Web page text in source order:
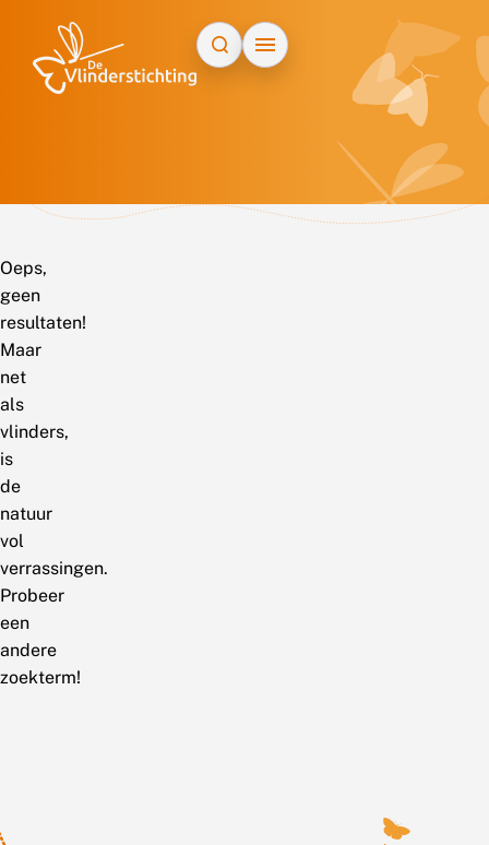
Oeps,
geen
resultaten!
Maar
net
als
vlinders,
is
de
natuur
vol
verrassingen.
Probeer
een
andere
zoekterm!